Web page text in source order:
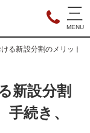
ける新設分割のメリット
新設分割
続き、